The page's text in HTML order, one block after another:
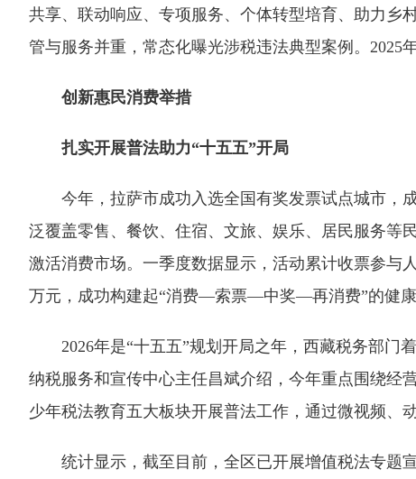
共享、联动响应、专项服务、个体转型培育、助力乡
管与服务并重，常态化曝光涉税违法典型案例。2025
创新惠民消费举措
扎实开展普法助力“十五五”开局
今年，拉萨市成功入选全国有奖发票试点城市，成
泛覆盖零售、餐饮、住宿、文旅、娱乐、居民服务等
激活消费市场。一季度数据显示，活动累计收票参与
万元，成功构建起“消费—索票—中奖—再消费”的健康
2026年是“十五五”规划开局之年，西藏税务部门
纳税服务和宣传中心主任昌斌介绍，今年重点围绕经
少年税法教育五大板块开展普法工作，通过微视频、
统计显示，截至目前，全区已开展增值税法专题宣